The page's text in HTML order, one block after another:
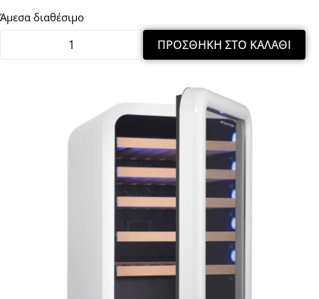
Άμεσα διαθέσιμο
ΠΡΟΣΘΉΚΗ ΣΤΟ ΚΑΛΆΘΙ